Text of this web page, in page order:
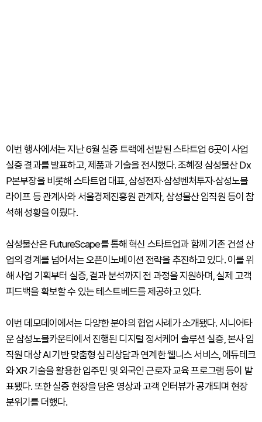
이번 행사에서는 지난 6월 실증 트랙에 선발된 스타트업 6곳이 사업
실증 결과를 발표하고, 제품과 기술을 전시했다. 조혜정 삼성물산 Dx
P본부장을 비롯해 스타트업 대표, 삼성전자·삼성벤처투자·삼성노블
라이프 등 관계사와 서울경제진흥원 관계자, 삼성물산 임직원 등이 참
석해 성황을 이뤘다.
삼성물산은 FutureScape를 통해 혁신 스타트업과 함께 기존 건설 산
업의 경계를 넘어서는 오픈이노베이션 전략을 추진하고 있다. 이를 위
해 사업 기획부터 실증, 결과 분석까지 전 과정을 지원하며, 실제 고객
피드백을 확보할 수 있는 테스트베드를 제공하고 있다.
이번 데모데이에서는 다양한 분야의 협업 사례가 소개됐다. 시니어타
운 삼성노블카운티에서 진행된 디지털 정서케어 솔루션 실증, 본사 임
직원 대상 AI 기반 맞춤형 심리상담과 연계한 웰니스 서비스, 에듀테크
와 XR 기술을 활용한 입주민 및 외국인 근로자 교육 프로그램 등이 발
표됐다. 또한 실증 현장을 담은 영상과 고객 인터뷰가 공개되며 현장
분위기를 더했다.